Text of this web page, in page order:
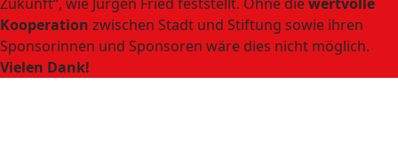
Zukunft“, wie Jürgen Fried feststellt. Ohne diewertvolle
Kooperation zwischen Stadt und Stiftung sowie ihren
Sponsorinnen und Sponsoren wäre dies nicht möglich.
Vielen Dank!